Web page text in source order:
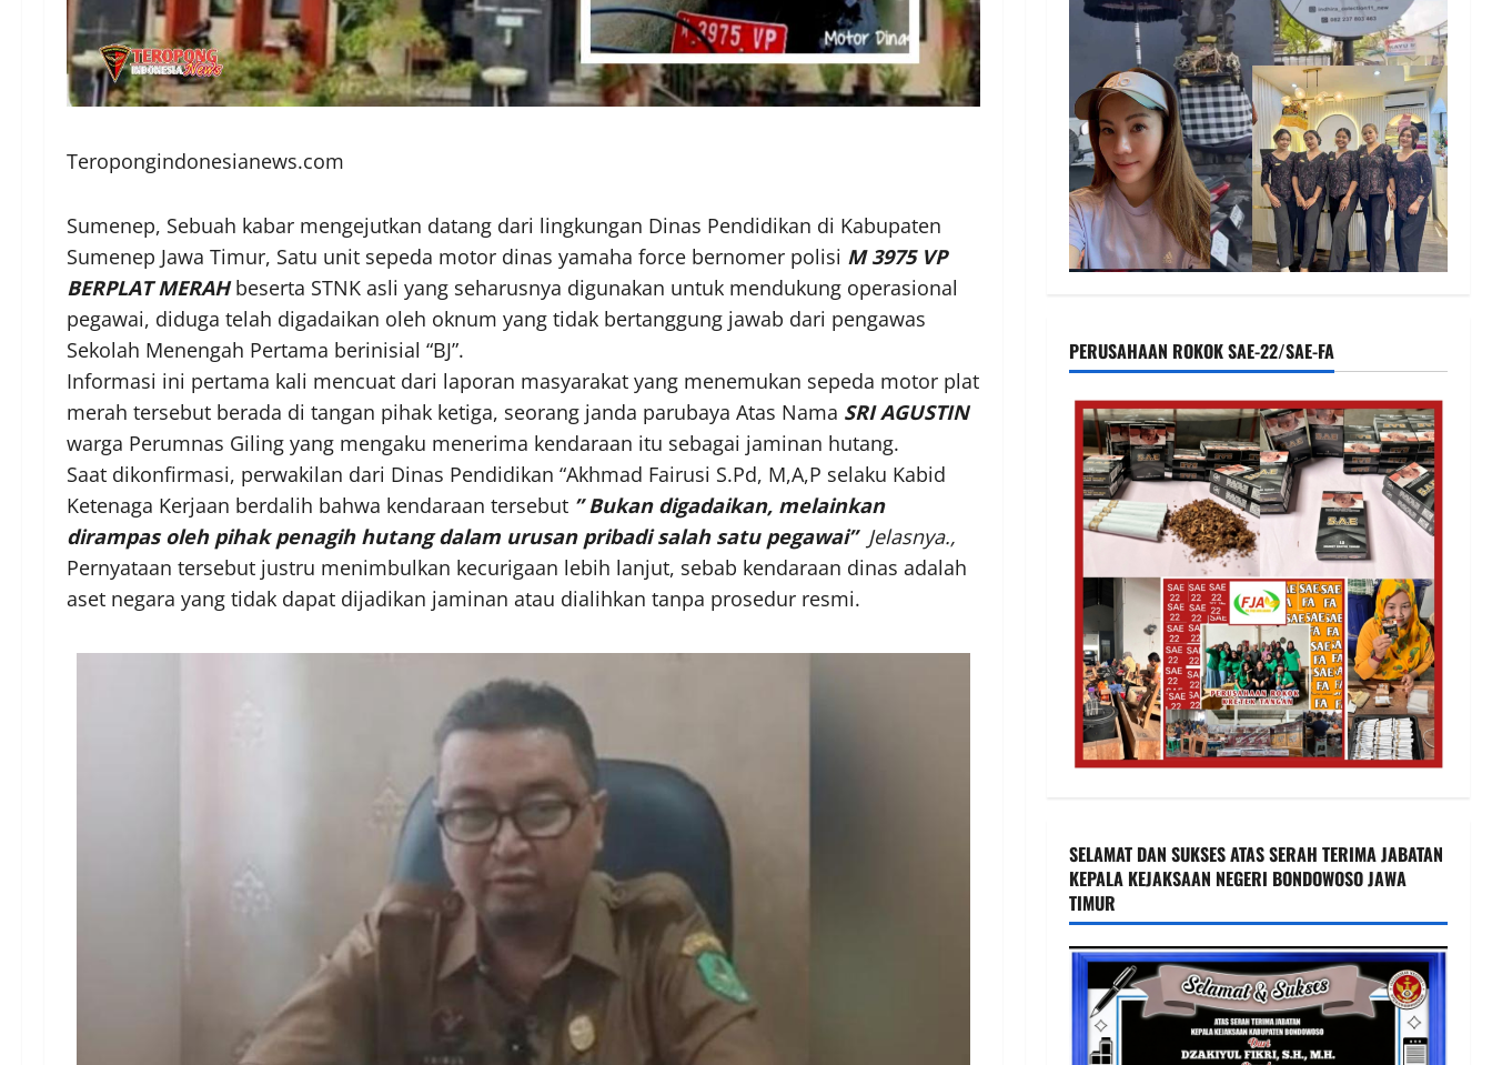
Teropongindonesianews.com
Sumenep, Sebuah kabar mengejutkan datang dari lingkungan Dinas Pendidikan di Kabupaten
Sumenep Jawa Timur, Satu unit sepeda motor dinas yamaha force bernomer polisi M 3975 VP
BERPLAT MERAHbeserta STNK asli yang seharusnya digunakan untuk mendukung operasional
pegawai, diduga telah digadaikan oleh oknum yang tidak bertanggung jawab dari pengawas
Sekolah Menengah Pertama berinisial “BJ”.
Informasi ini pertama kali mencuat dari laporan masyarakat yang menemukan sepeda motor plat
merah tersebut berada di tangan pihak ketiga, seorang janda parubaya Atas Nama SRI AGUSTIN
warga Perumnas Giling yang mengaku menerima kendaraan itu sebagai jaminan hutang.
Saat dikonfirmasi, perwakilan dari Dinas Pendidikan “Akhmad Fairusi S.Pd, M,A,P selaku Kabid
Ketenaga Kerjaan berdalih bahwa kendaraan tersebut ” Bukan digadaikan, melainkan
dirampas oleh pihak penagih hutang dalam urusan pribadi salah satu pegawai”Jelasnya.,
Pernyataan tersebut justru menimbulkan kecurigaan lebih lanjut, sebab kendaraan dinas adalah
aset negara yang tidak dapat dijadikan jaminan atau dialihkan tanpa prosedur resmi.
PERUSAHAAN ROKOK SAE-22/SAE-FA
SELAMAT DAN SUKSES ATAS SERAH TERIMA JABATAN
KEPALA KEJAKSAAN NEGERI BONDOWOSO JAWA
TIMUR